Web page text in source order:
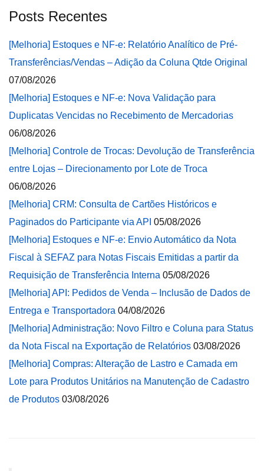
Posts Recentes
[Melhoria] Estoques e NF-e: Relatório Analítico de Pré-
Transferências/Vendas – Adição da Coluna Qtde Original
07/08/2026
[Melhoria] Estoques e NF-e: Nova Validação para
Duplicatas Vencidas no Recebimento de Mercadorias
06/08/2026
[Melhoria] Controle de Trocas: Devolução de Transferência
entre Lojas – Direcionamento por Lote de Troca
06/08/2026
[Melhoria] CRM: Consulta de Cartões Históricos e
Paginados do Participante via API 05/08/2026
[Melhoria] Estoques e NF-e: Envio Automático da Nota
Fiscal à SEFAZ para Notas Fiscais Emitidas a partir da
Requisição de Transferência Interna 05/08/2026
[Melhoria] API: Pedidos de Venda – Inclusão de Dados de
Entrega e Transportadora 04/08/2026
[Melhoria] Administração: Novo Filtro e Coluna para Status
da Nota Fiscal na Exportação de Relatórios 03/08/2026
[Melhoria] Compras: Alteração de Lastro e Camada em
Lote para Produtos Unitários na Manutenção de Cadastro
de Produtos 03/08/2026